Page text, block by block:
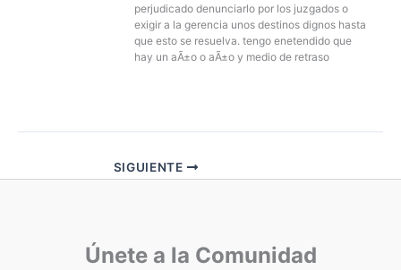
perjudicado denunciarlo por los juzgados o
exigir a la gerencia unos destinos dignos hasta
que esto se resuelva. tengo enetendido que
hay un aÃ±o o aÃ±o y medio de retraso
SIGUIENTE
Únete a la Comunidad